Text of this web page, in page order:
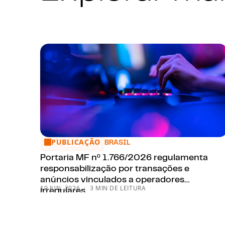
Portaria MF nº 1.766/2026 regulamenta
PUBLICAÇÃO BRASIL
Portaria MF nº 1.766/2026 regulamenta
responsabilização por transações e
anúncios vinculados a operadores
irregulares
19 JUN. 2026 3 MIN DE LEITURA